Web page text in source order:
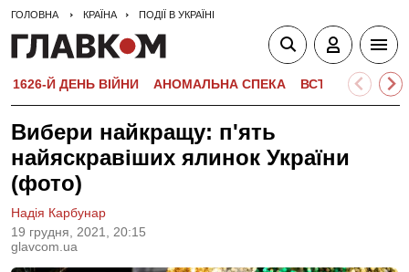
ГОЛОВНА КРАЇНА ПОДІЇ В УКРАЇНІ
1626-Й ДЕНЬ ВІЙНИ АНОМАЛЬНА СПЕКА ВСТУПНА
Вибери найкращу: п'ять
найяскравіших ялинок України
(фото)
19 грудня, 2021, 20:15
glavcom.ua
Надія Карбунар